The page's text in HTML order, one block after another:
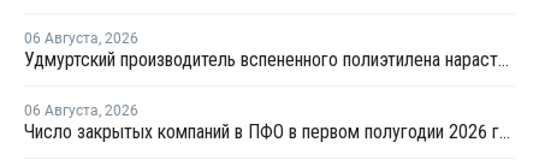
06 Августа, 2026
Удмуртский производитель вспененного полиэтилена нарастит выпуск на 15%
06 Августа, 2026
Число закрытых компаний в ПФО в первом полугодии 2026 года вдвое превысило число новых